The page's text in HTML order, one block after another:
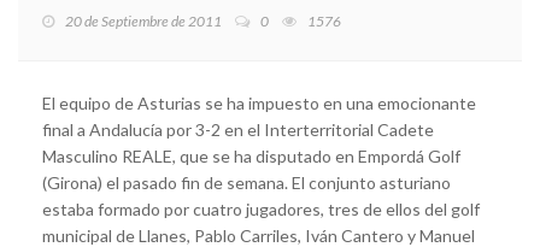
20 de Septiembre de 2011 0 1576
El equipo de Asturias se ha impuesto en una emocionante
final a Andalucía por 3-2 en el Interterritorial Cadete
Masculino REALE, que se ha disputado en Empordá Golf
(Girona) el pasado fin de semana. El conjunto asturiano
estaba formado por cuatro jugadores, tres de ellos del golf
municipal de Llanes, Pablo Carriles, Iván Cantero y Manuel